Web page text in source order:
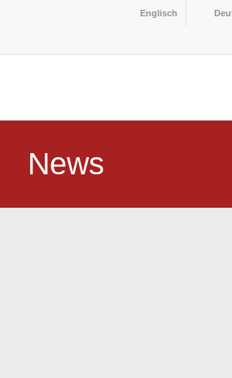
Englisch
News